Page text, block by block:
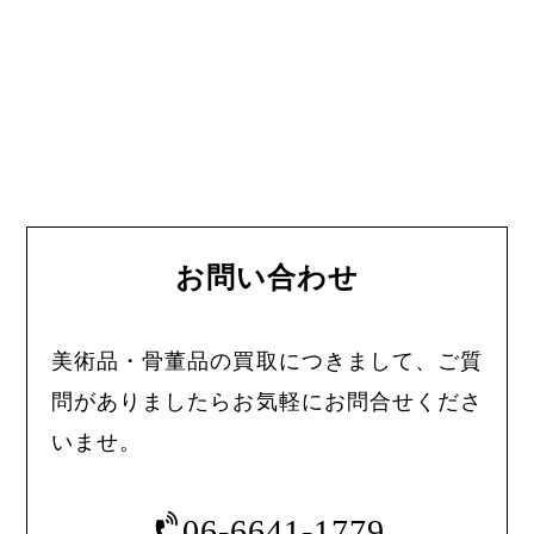
お問い合わせ
美術品・骨董品の買取につきまして、ご質
問がありましたらお気軽にお問合せくださ
いませ。